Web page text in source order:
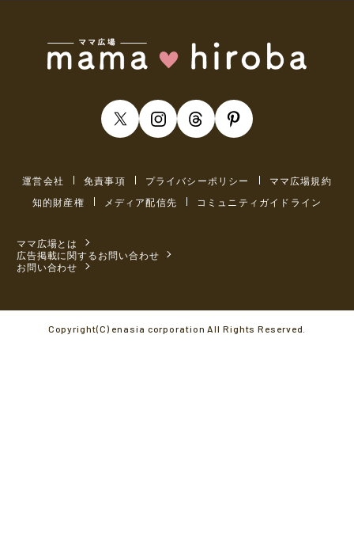
運営会社 免責事項 プライバシーポリシー
ママ広場規約
知的財産権
メディア配信先 コミュニティガイドライン
ママ広場とは
広告掲載に関するお問い合わせ
お問い合わせ
Copyright(C) enasia corporation All Rights Reserved.